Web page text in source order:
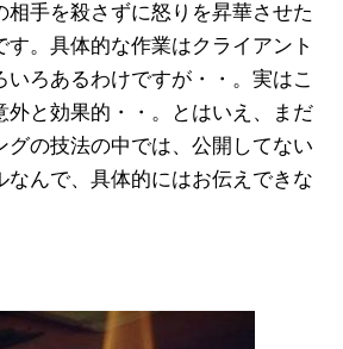
相手を殺さずに怒りを昇華させた
す。具体的な作業はクライアント
いろあるわけですが・・。実はこ
外と効果的・・。とはいえ、まだ
グの技法の中では、公開してない
なんで、具体的にはお伝えできな